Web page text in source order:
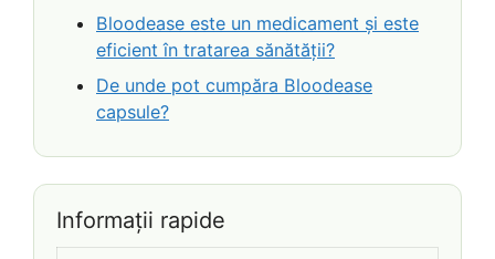
Bloodease este un medicament și este
eficient în tratarea sănătății?
De unde pot cumpăra Bloodease
capsule?
Informații rapide